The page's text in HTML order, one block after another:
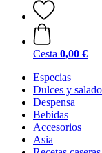
Cesta 0,00 €
Especias
Dulces y
Despensa
Bebidas
Accesorios
Asia